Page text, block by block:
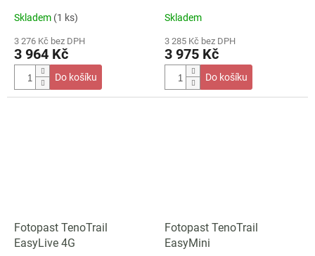
Skladem (1 ks)
3 276 Kč bez DPH
3 964 Kč
Do košíku
Skladem
3 285 Kč bez DPH
3 975 Kč
Do košíku
Fotopast TenoTrail
EasyLive 4G
Fotopast TenoTrail
EasyMini